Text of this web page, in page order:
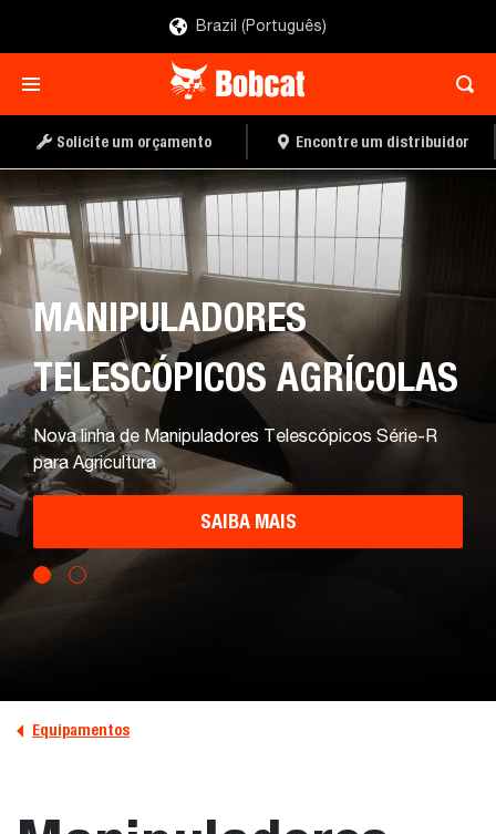
Brazil (Português)
Solicite um orçamento Encontre um distribuidor
MANIPULADORES
TELESCÓPICOS PARA
CONSTRUÇÃO
Nova linha de Manipuladores Telescópicos Série-R
para Construção
SAIBA MAIS
Equipamentos
ENCONTRE UM